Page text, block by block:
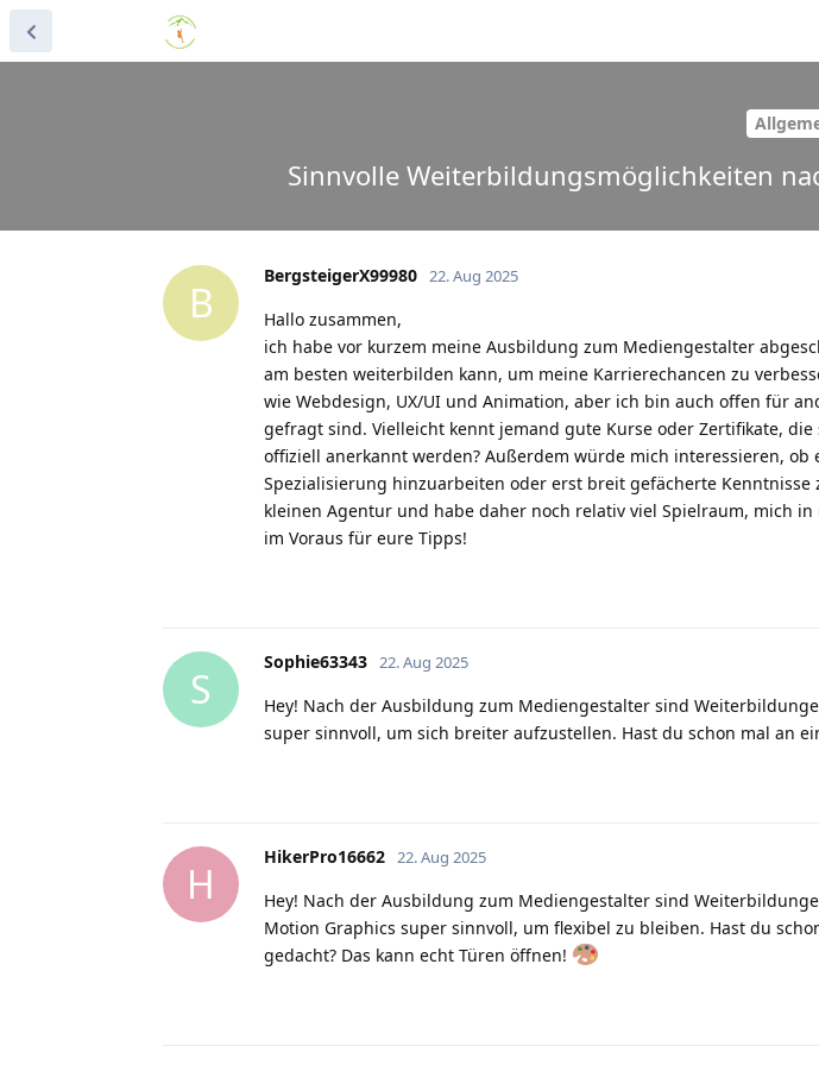
Sinnvolle Weiterbildungsmöglichkeiten
B
BergsteigerX99980 22. Aug 2025
Hallo zusammen,
ich habe vor kurzem meine Ausbildung zum Mediengestalter
am besten weiterbilden kann, um meine Karrierechancen zu
wie Webdesign, UX/UI und Animation, aber ich bin auch offen für
gefragt sind. Vielleicht kennt jemand gute Kurse oder Zertifikate,
offiziell anerkannt werden? Außerdem würde mich interessieren, ob
Spezialisierung hinzuarbeiten oder erst breit gefächerte
kleinen Agentur und habe daher noch relativ viel Spielraum, mich
im Voraus für eure Tipps!
S
Sophie63343 22. Aug 2025
Hey! Nach der Ausbildung zum Mediengestalter sind
super sinnvoll, um sich breiter aufzustellen. Hast du schon mal an
H
HikerPro16662 22. Aug 2025
Hey! Nach der Ausbildung zum Mediengestalter sind
Motion Graphics super sinnvoll, um flexibel zu bleiben. Hast du
gedacht? Das kann echt Türen öffnen!